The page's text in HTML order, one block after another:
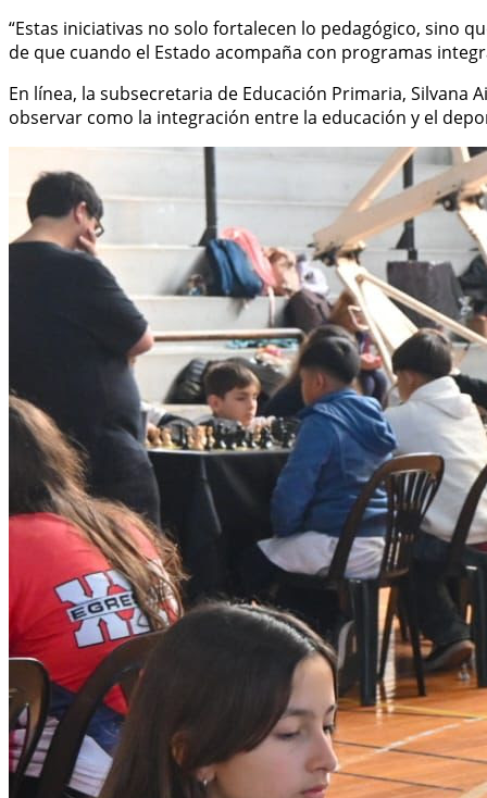
“Estas iniciativas no solo fortalecen lo pedagógico, sino
de que cuando el Estado acompaña con programas
En línea, la subsecretaria de Educación Primaria,
observar como la integración entre la educación y el